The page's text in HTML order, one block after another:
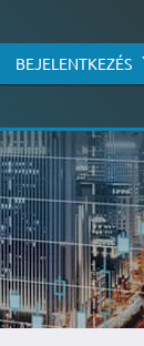
BEJELENTKEZÉS